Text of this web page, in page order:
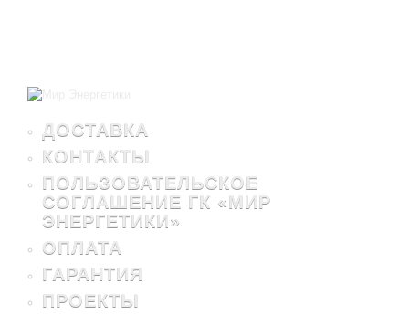
ДОСТАВКА
КОНТАКТЫ
ПОЛЬЗОВАТЕЛЬСКОЕ
СОГЛАШЕНИЕ ГК «МИР
ЭНЕРГЕТИКИ»
ОПЛАТА
ГАРАНТИЯ
ПРОЕКТЫ